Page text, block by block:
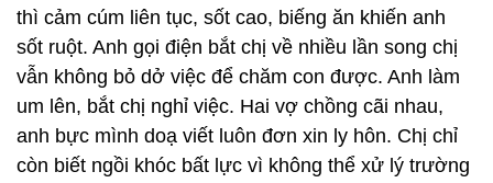
thì cảm cúm liên tục, sốt cao, biếng ăn khiến anh
sốt ruột. Anh gọi điện bắt chị về nhiều lần song chị
vẫn không bỏ dở việc để chăm con được. Anh làm
um lên, bắt chị nghỉ việc. Hai vợ chồng cãi nhau,
anh bực mình doạ viết luôn đơn xin ly hôn. Chị chỉ
còn biết ngồi khóc bất lực vì không thể xử lý trường